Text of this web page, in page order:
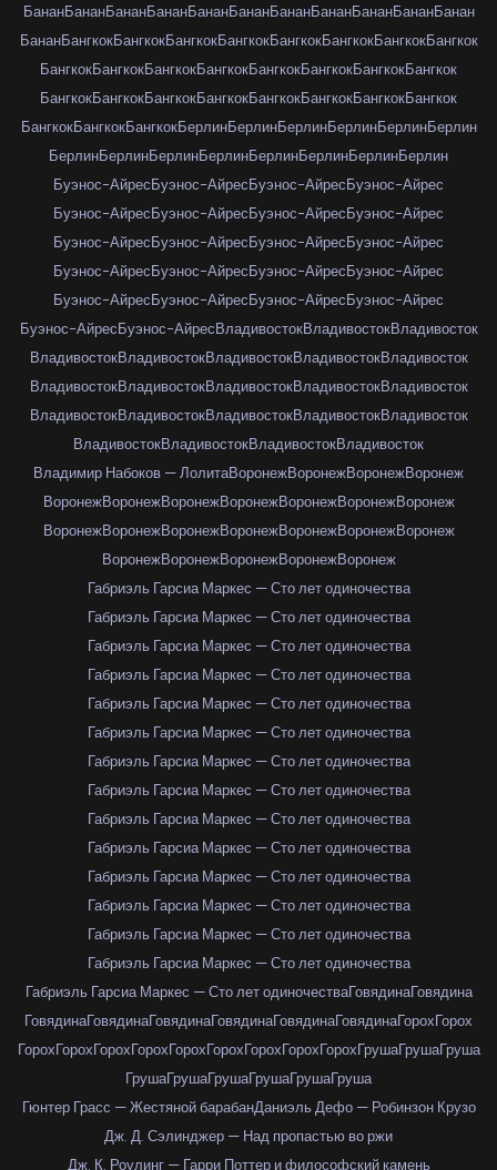
БананБананБананБананБананБананБананБананБананБананБанан
БананБангкокБангкокБангкокБангкокБангкокБангкокБангкокБангкок
БангкокБангкокБангкокБангкокБангкокБангкокБангкокБангкок
БангкокБангкокБангкокБангкокБангкокБангкокБангкокБангкок
БангкокБангкокБангкокБерлинБерлинБерлинБерлинБерлинБерлин
БерлинБерлинБерлинБерлинБерлинБерлинБерлинБерлин
Буэнос-АйресБуэнос-АйресБуэнос-АйресБуэнос-Айрес
Буэнос-АйресБуэнос-АйресБуэнос-АйресБуэнос-Айрес
Буэнос-АйресБуэнос-АйресБуэнос-АйресБуэнос-Айрес
Буэнос-АйресБуэнос-АйресБуэнос-АйресБуэнос-Айрес
Буэнос-АйресБуэнос-АйресБуэнос-АйресБуэнос-Айрес
Буэнос-АйресБуэнос-АйресВладивостокВладивостокВладивосток
ВладивостокВладивостокВладивостокВладивостокВладивосток
ВладивостокВладивостокВладивостокВладивостокВладивосток
ВладивостокВладивостокВладивостокВладивостокВладивосток
ВладивостокВладивостокВладивостокВладивосток
Владимир Набоков — ЛолитаВоронежВоронежВоронежВоронеж
ВоронежВоронежВоронежВоронежВоронежВоронежВоронеж
ВоронежВоронежВоронежВоронежВоронежВоронежВоронеж
ВоронежВоронежВоронежВоронежВоронеж
Габриэль Гарсиа Маркес — Сто лет одиночества
Габриэль Гарсиа Маркес — Сто лет одиночества
Габриэль Гарсиа Маркес — Сто лет одиночества
Габриэль Гарсиа Маркес — Сто лет одиночества
Габриэль Гарсиа Маркес — Сто лет одиночества
Габриэль Гарсиа Маркес — Сто лет одиночества
Габриэль Гарсиа Маркес — Сто лет одиночества
Габриэль Гарсиа Маркес — Сто лет одиночества
Габриэль Гарсиа Маркес — Сто лет одиночества
Габриэль Гарсиа Маркес — Сто лет одиночества
Габриэль Гарсиа Маркес — Сто лет одиночества
Габриэль Гарсиа Маркес — Сто лет одиночества
Габриэль Гарсиа Маркес — Сто лет одиночества
Габриэль Гарсиа Маркес — Сто лет одиночества
Габриэль Гарсиа Маркес — Сто лет одиночестваГовядинаГовядина
ГовядинаГовядинаГовядинаГовядинаГовядинаГовядинаГорохГорох
ГорохГорохГорохГорохГорохГорохГорохГорохГорохГрушаГрушаГруша
ГрушаГрушаГрушаГрушаГрушаГруша
Гюнтер Грасс — Жестяной барабанДаниэль Дефо — Робинзон Крузо
Дж. Д. Сэлинджер — Над пропастью во ржи
Дж. К. Роулинг — Гарри Поттер и философский камень